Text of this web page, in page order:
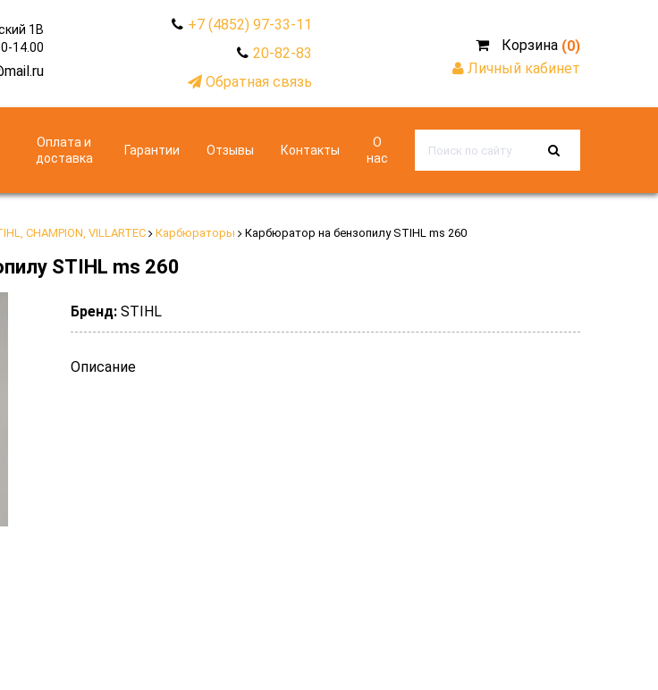
1В
14.00
+7 (4852) 97-33-11
20-82-83
Обратная связь
Корзина (0)
Личный кабинет
Оплата и
доставка
Гарантии Отзывы Контакты
О
нас
CHAMPION, VILLARTEC Карбюраторы Карбюратор на бензопилу STIHL ms 260
STIHL ms 260
Бренд:STIHL
Описание